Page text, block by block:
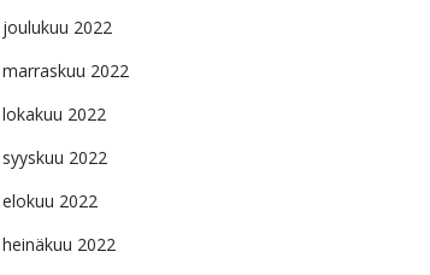
joulukuu 2022
marraskuu 2022
lokakuu 2022
syyskuu 2022
elokuu 2022
heinäkuu 2022